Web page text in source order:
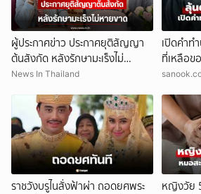
ผู้ประกาศข่าว ประกาศยุติสัญญา
ต้นสังกัด หลังรักษามะเร็งไม่
หายขาด (ตปท)
News In Thailand
เปิดคำท
ที่เหลือข
เรื่องให
ราชวังบรูไนสั่งฟ้าผ่า ถอดยศพระ
หญิงวัย
ยกเลิก